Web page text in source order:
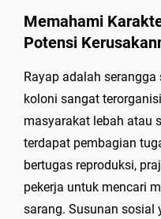
Memahami
Potensi
Rayap adalah
koloni sangat
masyarakat lebah atau
terdapat pembagian
bertugas reproduksi,
pekerja untuk mencari
sarang. Susunan sosial